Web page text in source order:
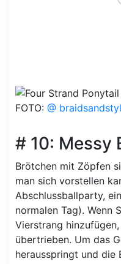
FOTO: @
# 10: Messy
Brötchen mit Zöpfen
man sich vorstellen
Abschlussballparty,
normalen Tag). Wenn
Vierstrang
übertrieben. Um das
herausspringt und die